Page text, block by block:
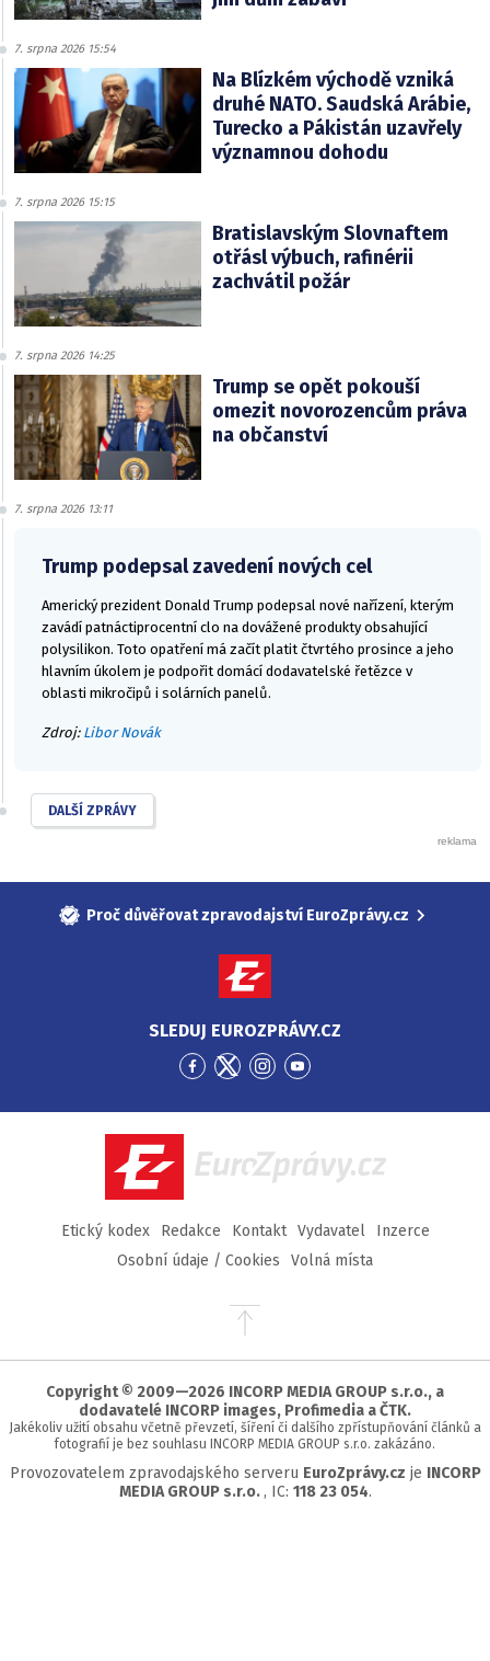
7. srpna 2026 15:54
Na Blízkém východě vzniká
druhé NATO. Saudská Arábie,
Turecko a Pákistán uzavřely
významnou dohodu
7. srpna 2026 15:15
Bratislavským Slovnaftem
otřásl výbuch, rafinérii
zachvátil požár
7. srpna 2026 14:25
Trump se opět pokouší
omezit novorozencům práva
na občanství
7. srpna 2026 13:11
Trump podepsal zavedení nových cel
Americký prezident Donald Trump podepsal nové nařízení, kterým
zavádí patnáctiprocentní clo na dovážené produkty obsahující
polysilikon. Toto opatření má začít platit čtvrtého prosince a jeho
hlavním úkolem je podpořit domácí dodavatelské řetězce v
oblasti mikročipů i solárních panelů.
Zdroj: Libor Novák
DALŠÍ ZPRÁVY
Proč důvěřovat zpravodajství EuroZprávy.cz
SLEDUJ EUROZPRÁVY.CZ
Přejít
Facebook
Přejít
Twitter
Přejít
Instagram
Přejít
YouTube
EuroZprávy.cz
Etický kodex Redakce Kontakt Vydavatel
Inzerce
Osobní údaje / Cookies
Volná místa
Přejít
stránky
Copyright © 2009—2026 INCORP MEDIA GROUP s.r.o., a
dodavatelé INCORP images, Profimedia a ČTK.
Jakékoliv užití obsahu včetně převzetí, šíření či dalšího zpřístupňování článků a
fotografií je bez souhlasu INCORP MEDIA GROUP s.r.o. zakázáno.
Provozovatelem zpravodajského serveru EuroZprávy.cz je INCORP
MEDIA GROUP s.r.o. , IC: 118 23 054.